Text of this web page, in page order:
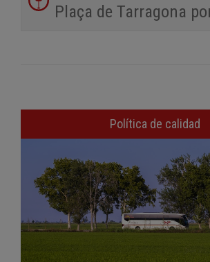
Plaça de Tarragona
Política de calidad